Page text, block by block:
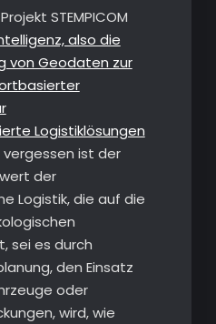
STEMPICOM
also die
von Geodaten zur
Logistiklösungen
ist der
der
Logistik, die auf die
sei es durch
den Einsatz
oder
wird, wie